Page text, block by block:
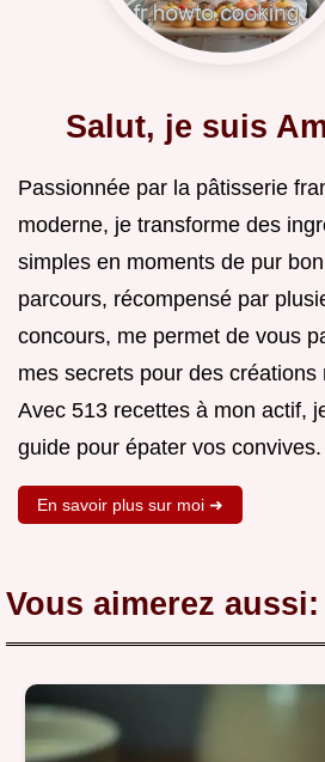
Salut, je suis
Passionnée par la pâtisserie
moderne, je transforme des
simples en moments de pur
parcours, récompensé par
concours, me permet de vous
mes secrets pour des créations
Avec 513 recettes à mon actif,
guide pour épater vos convives.
En savoir plus sur moi ➜
Vous aimerez aussi: